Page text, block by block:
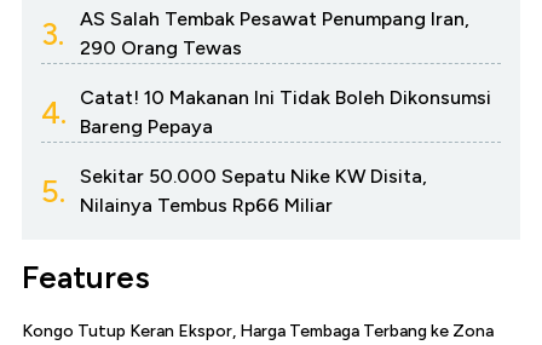
3.
AS Salah Tembak Pesawat Penumpang Iran,
290 Orang Tewas
4.
Catat! 10 Makanan Ini Tidak Boleh Dikonsumsi
Bareng Pepaya
5.
Sekitar 50.000 Sepatu Nike KW Disita,
Nilainya Tembus Rp66 Miliar
Features
Kongo Tutup Keran Ekspor, Harga Tembaga Terbang ke Zona